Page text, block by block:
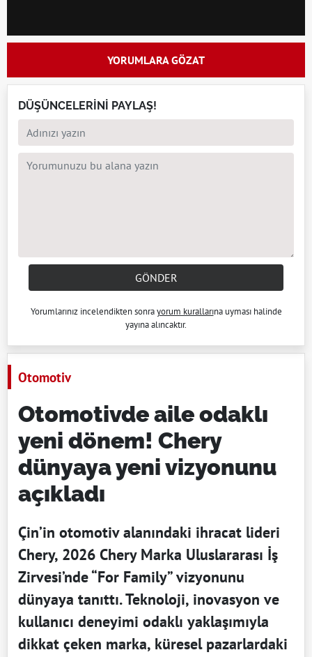
YORUMLARA GÖZAT
DÜŞÜNCELERİNİ PAYLAŞ!
GÖNDER
Yorumlarınız incelendikten sonrayorum kurallarına uyması halinde
yayına alıncaktır.
Otomotiv
Otomotivde aile odaklı
yeni dönem! Chery
dünyaya yeni vizyonunu
açıkladı
Çin’in otomotiv alanındaki ihracat lideri
Chery, 2026 Chery Marka Uluslararası İş
Zirvesi’nde “For Family” vizyonunu
dünyaya tanıttı. Teknoloji, inovasyon ve
kullanıcı deneyimi odaklı yaklaşımıyla
dikkat çeken marka, küresel pazarlardaki